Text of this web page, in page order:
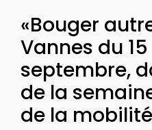
«Bouger
Vannes du 15
septembre,
de la
de la mobilité